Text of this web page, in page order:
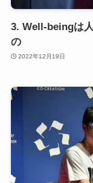
3. Well-beingは
の
2022年12月19日